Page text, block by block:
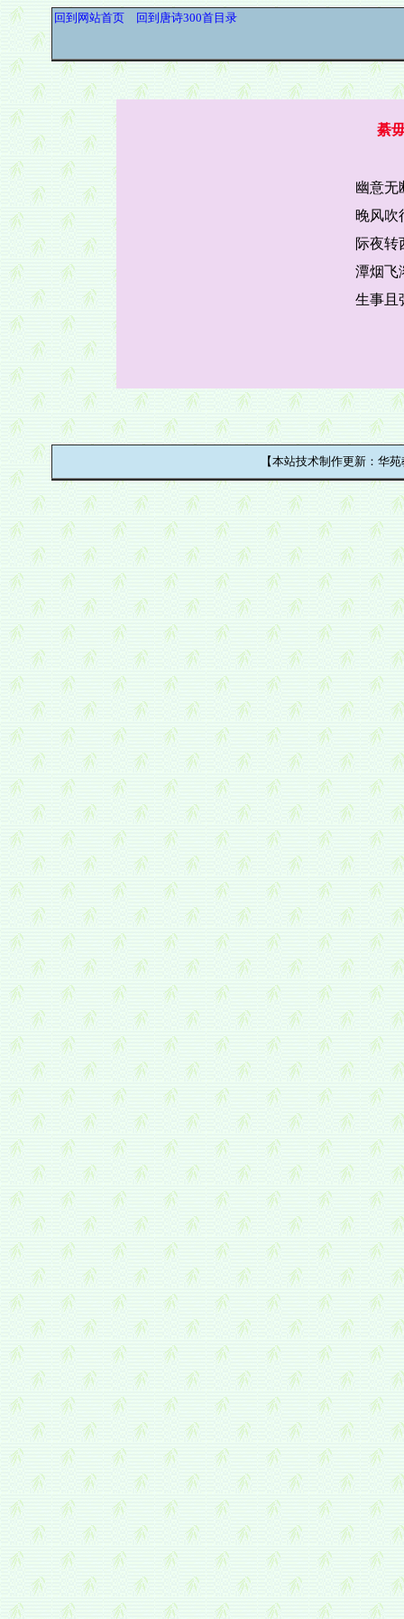
回到网站首页 回到唐诗300首目录
綦
幽意无
晚风吹
际夜转
潭烟飞
生事且
【本站技术制作更新：华